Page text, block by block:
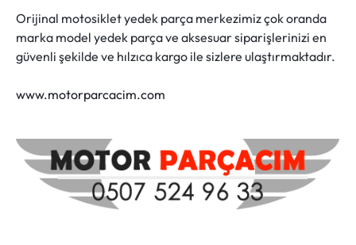
Orijinal motosiklet yedek parça merkezimiz çok oranda
marka model yedek parça ve aksesuar siparişlerinizi en
güvenli şekilde ve hılzıca kargo ile sizlere ulaştırmaktadır.
www.motorparcacim.com